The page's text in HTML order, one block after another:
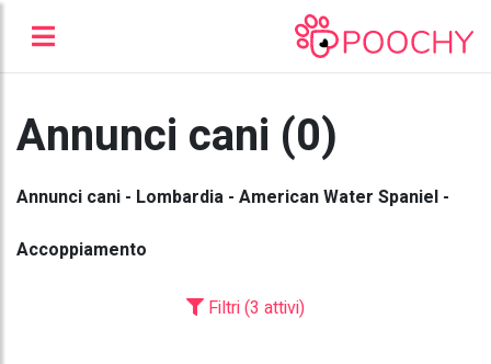
Annunci cani (0)
Annunci cani - Lombardia - American Water Spaniel -
Accoppiamento
Filtri (3 attivi)